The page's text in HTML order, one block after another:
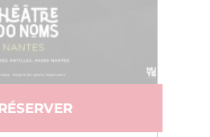
RÉSERVER